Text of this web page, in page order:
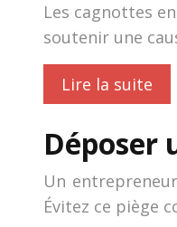
Les cagnottes
soutenir une
Lire la suite
Déposer
Un
Évitez ce piège